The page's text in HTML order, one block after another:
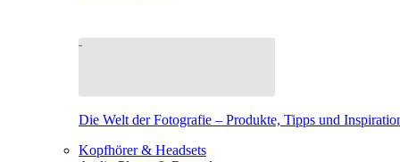
Die Welt der Fotografie – Produkte, Tipps und
Kopfhörer & Headsets